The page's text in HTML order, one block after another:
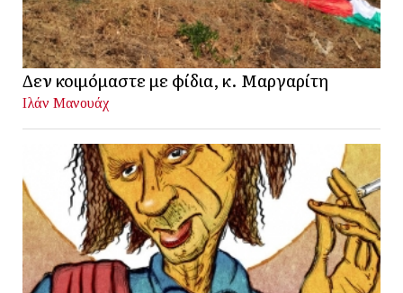
Δεν κοιμόμαστε με φίδια, κ. Μαργαρίτη
Ιλάν Μανουάχ